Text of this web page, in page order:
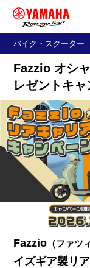
バイク・スクーター
Fazzio オシ
レゼントキャ
Fazzio （ファツ
イズギア製リ